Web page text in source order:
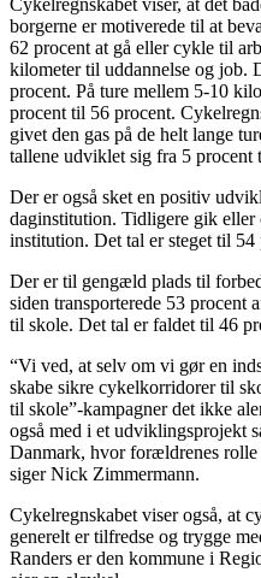
Cykelregnskabet viser, at det
borgerne er motiverede til at
62 procent at gå eller cykle til
kilometer til uddannelse og job.
procent. På ture mellem 5-10
procent til 56 procent.
givet den gas på de helt lange
tallene udviklet sig fra 5 procent
Der er også sket en positiv
daginstitution. Tidligere gik eller
institution. Det tal er steget til 54
Der er til gengæld plads til
siden transporterede 53 procent
til skole. Det tal er faldet til 46
“Vi ved, at selv om vi gør en
skabe sikre cykelkorridorer til
til skole”-kampagner det ikke
også med i et udviklingsprojekt
Danmark, hvor forældrenes rolle
siger Nick Zimmermann.
Cykelregnskabet viser også, at
generelt er tilfredse og trygge
Randers er den kommune i